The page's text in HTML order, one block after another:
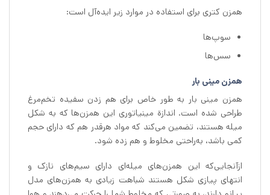
همزن کتری برای استفاده در موارد زیر ایده‌آل است:
سوپ‌ها
سس‌ها
همزن‌ مینی بار
همزن مینی بار به طور خاص برای هم زدن سفیده تخم‌مرغ
طراحی شده است. اندازة مینیاتوری این همزن‌ها که به شکل
میله هستند، تضمین می‌کند که مواد هرقدر هم که دارای حجم
کمی باشد، به‌راحتی مخلوط و هم زده شود.
ازآنجایی‌که این همزن‌های میله‌ای دارای سیم‌های نازک و
انتهای پیازی شکل هستند شباهت زیادی به همزن‌های مدل